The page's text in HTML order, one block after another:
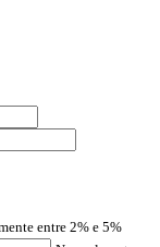
entre 2% e 5%